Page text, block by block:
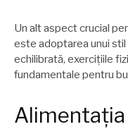
Un alt aspect crucial
este adoptarea unui
echilibrată, exercițiile
fundamentale pentru